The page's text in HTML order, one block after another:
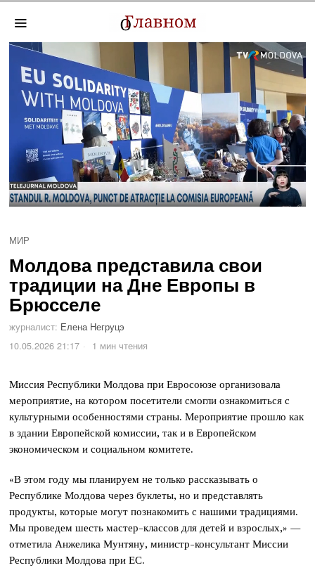
МИР
Молдова представила свои
традиции на Дне Европы в
Брюсселе
журналист: Елена Негруцэ
10.05.2026 21:17
1 мин чтения
Миссия Республики Молдова при Евросоюзе организовала
мероприятие, на котором посетители смогли ознакомиться с
культурными особенностями страны. Мероприятие прошло как
в здании Европейской комиссии, так и в Европейском
экономическом и социальном комитете.
«В этом году мы планируем не только рассказывать о
Республике Молдова через буклеты, но и представлять
продукты, которые могут познакомить с нашими традициями.
Мы проведем шесть мастер-классов для детей и взрослых,» —
отметила Анжелика Мунтяну, министр-консультант Миссии
Республики Молдова при ЕС.